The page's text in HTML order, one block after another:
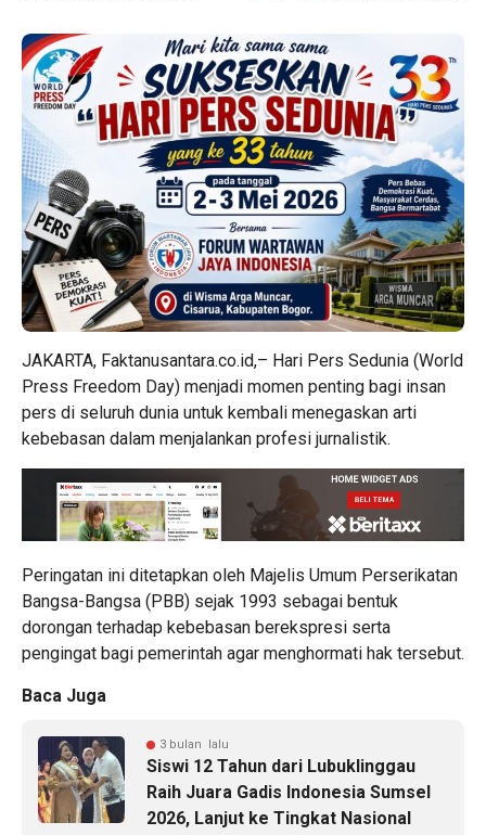
JAKARTA, Faktanusantara.co.id,– Hari Pers Sedunia (World
Press Freedom Day) menjadi momen penting bagi insan
pers di seluruh dunia untuk kembali menegaskan arti
kebebasan dalam menjalankan profesi jurnalistik.
Peringatan ini ditetapkan oleh Majelis Umum Perserikatan
Bangsa-Bangsa (PBB) sejak 1993 sebagai bentuk
dorongan terhadap kebebasan berekspresi serta
pengingat bagi pemerintah agar menghormati hak tersebut.
Baca Juga
3 bulan lalu
Siswi 12 Tahun dari Lubuklinggau
Raih Juara Gadis Indonesia Sumsel
2026, Lanjut ke Tingkat Nasional